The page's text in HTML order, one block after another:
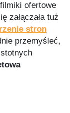
ofertowe
załączała tuż
stron
przemyśleć,